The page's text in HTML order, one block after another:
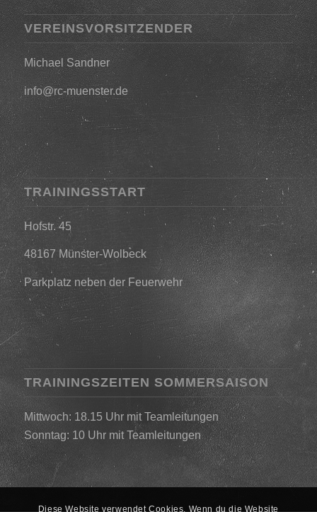
VEREINSVORSITZENDER
Michael Sandner
info@rc-muenster.de
TRAININGSSTART
Hofstr. 45
48167 Münster-Wolbeck
Parkplatz neben der Feuerwehr
TRAININGSZEITEN SOMMERSAISON
Mittwoch: 18.15 Uhr mit Teamleitungen
Sonntag: 10 Uhr mit Teamleitungen
Diese Website verwendet Cookies. Wenn du die Website